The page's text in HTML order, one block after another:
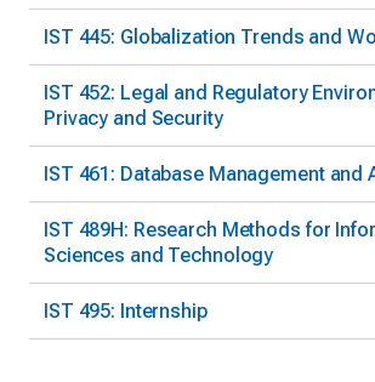
IST 445: Globalization Trends and
IST 452: Legal and Regulatory
Privacy and Security
IST 461: Database Management and
IST 489H: Research Methods for
Sciences and Technology
IST 495: Internship